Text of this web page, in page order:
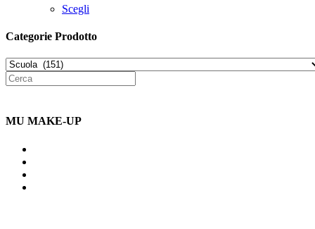
Scegli
Categorie Prodotto
MU MAKE-UP